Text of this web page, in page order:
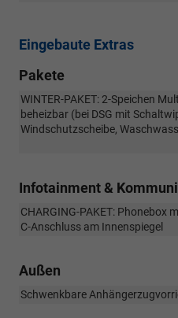
Eingebaute Extras
Pakete
WINTER-PAKET: 2-Speichen
beheizbar (bei DSG mit
Windschutzscheibe,
Infotainment &
CHARGING-PAKET: Phonebox
C-Anschluss am Innenspiegel
Außen
Schwenkbare